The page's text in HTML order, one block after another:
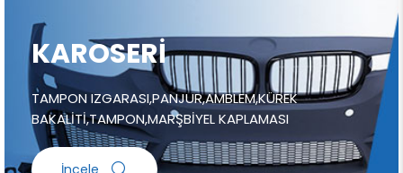
KAROSERİ
TAMPON IZGARASI,PANJUR,AMBLEM,KÜREK
BAKALİTİ,TAMPON,MARŞBİYEL KAPLAMASI